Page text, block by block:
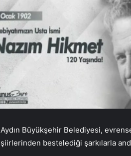
Aydın Büyükşehir Belediyesi,
şiirlerinden bestelediği şarkılarla